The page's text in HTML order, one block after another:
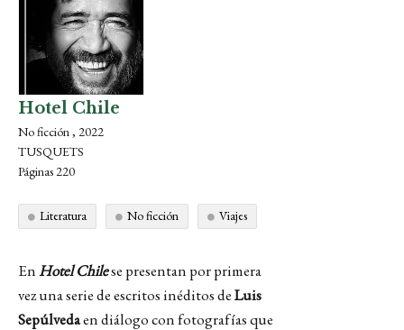
Hotel Chile
No ficción , 2022
TUSQUETS
Páginas 220
Literatura No ficción Viajes
EnHotel Chilese presentan por primera
vez una serie de escritos inéditos deLuis
Sepúlvedaen diálogo con fotografías que